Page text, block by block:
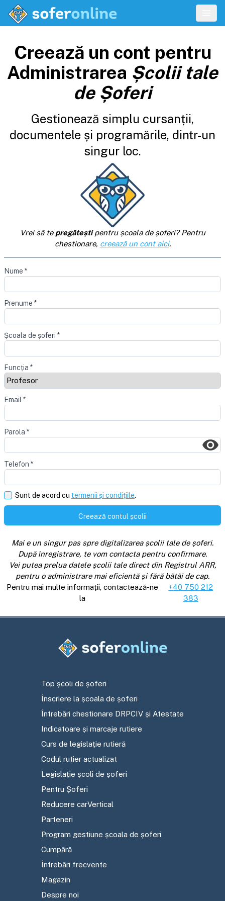
Creează un cont pentru
Administrarea Școlii tale
de Șoferi
Gestionează simplu cursanții,
documentele și programările, dintr-un
singur loc.
Vrei să te pregăteștipentru școala de șoferi? Pentru
chestionare, creează un cont aici.
Nume *
Prenume *
Școala de șoferi *
Funcția *
Email *
Parola *
Telefon *
Sunt de acord cu termenii și condițiile.
Creează contul școlii
Mai e un singur pas spre digitalizarea școlii tale de șoferi.
După înregistrare, te vom contacta pentru confirmare.
Vei putea prelua datele școlii tale direct din Registrul ARR,
pentru o administrare mai eficientă și fără bătăi de cap.
Pentru mai multe informații, contactează-ne
la
+40 750 212
383
Top școli de șoferi
Înscriere la școala de șoferi
Întrebări chestionare DRPCIV și Atestate
Indicatoare și marcaje rutiere
Curs de legislație rutieră
Codul rutier actualizat
Legislație școli de șoferi
Pentru Șoferi
Reducere carVertical
Parteneri
Program gestiune școala de șoferi
Cumpără
Întrebări frecvente
Magazin
Despre noi